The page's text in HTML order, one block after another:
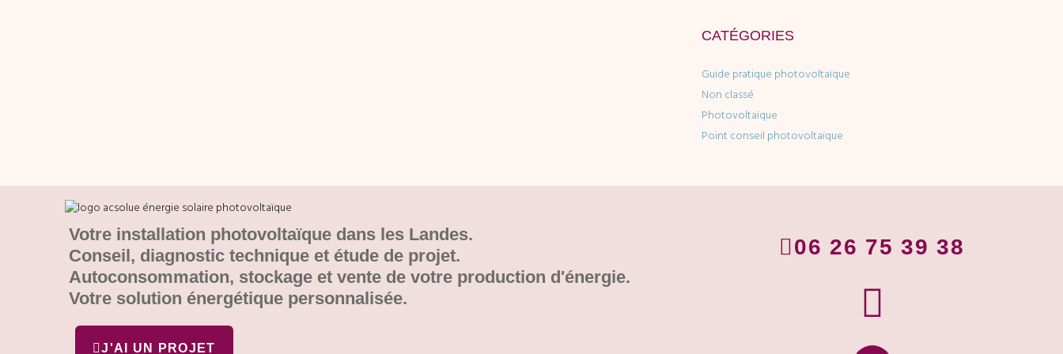
CATÉGORIES
Guide pratique photovoltaïque
Non classé
Photovoltaïque
Point conseil photovoltaïque
Votre installation photovoltaïque dans les Landes.
Conseil, diagnostic technique et étude de projet.
Autoconsommation, stockage et vente de votre production d'énergie.
Votre solution énergétique personnalisée.
J'AI UN PROJET
06 26 75 39 38